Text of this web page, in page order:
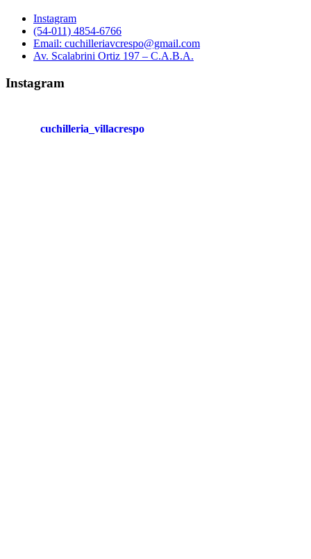
Instagram
(54-011) 4854-6766
Email: cuchilleriavcrespo@gmail.com
Av. Scalabrini Ortiz 197 – C.A.B.A.
Instagram
cuchilleria_villacrespo